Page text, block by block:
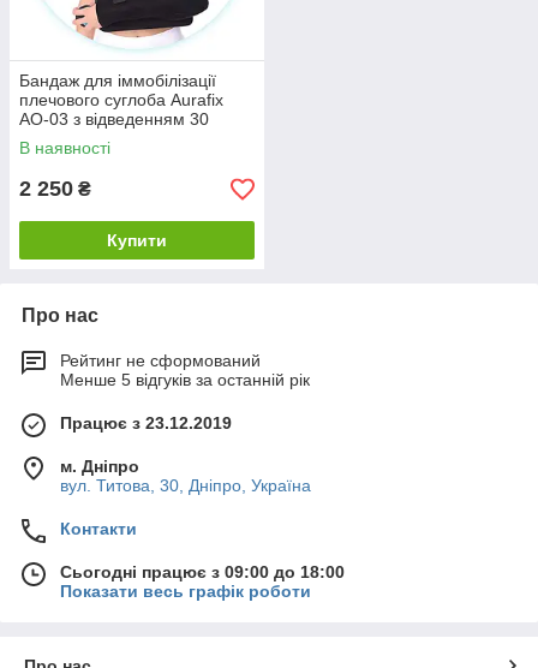
Бандаж для іммобілізації
плечового суглоба Aurafix
AO-03 з відведенням 30
градусів
В наявності
2 250 ₴
Купити
Про нас
Рейтинг не сформований
Менше 5 відгуків за останній рік
Працює з 23.12.2019
м. Дніпро
вул. Титова, 30, Дніпро, Україна
Контакти
Сьогодні працює з 09:00 до 18:00
Показати весь графік роботи